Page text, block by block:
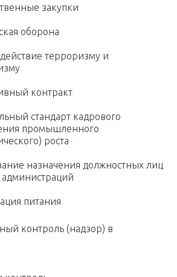
закупки
оборона
терроризму и
контракт
стандарт кадрового
промышленного
роста
назначения должностных лиц
питания
контроль (надзор) в